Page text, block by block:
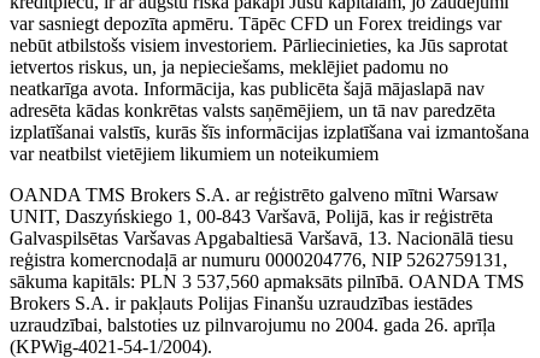
var sasniegt depozīta apmēru. Tāpēc CFD un Forex treidings var
nebūt atbilstošs visiem investoriem. Pārliecinieties, ka Jūs saprotat
ietvertos riskus, un, ja nepieciešams, meklējiet padomu no
neatkarīga avota. Informācija, kas publicēta šajā mājaslapā nav
adresēta kādas konkrētas valsts saņēmējiem, un tā nav paredzēta
izplatīšanai valstīs, kurās šīs informācijas izplatīšana vai izmantošana
var neatbilst vietējiem likumiem un noteikumiem
OANDA TMS Brokers S.A. ar reģistrēto galveno mītni Warsaw
UNIT, Daszyńskiego 1, 00-843 Varšavā, Polijā, kas ir reģistrēta
Galvaspilsētas Varšavas Apgabaltiesā Varšavā, 13. Nacionālā tiesu
reģistra komercnodaļā ar numuru 0000204776, NIP 5262759131,
sākuma kapitāls: PLN 3 537,560 apmaksāts pilnībā. OANDA TMS
Brokers S.A. ir pakļauts Polijas Finanšu uzraudzības iestādes
uzraudzībai, balstoties uz pilnvarojumu no 2004. gada 26. aprīļa
(KPWig-4021-54-1/2004).